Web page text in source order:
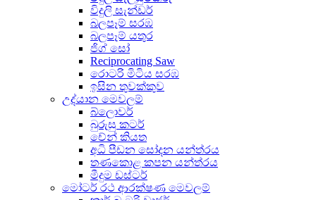
විදුලි සැන්ඩර්
බලපෑම් සරඹ
බලපෑම් යතුර
ජිග් සෝ
Reciprocating Saw
රොටරි මිටිය සරඹ
ඉසින තුවක්කුව
උද්යාන මෙවලම්
බ්ලොවර්
බුරුසු කටර්
චේන් කියත
අධි පීඩන සෝදන යන්ත්රය
තණකොළ කපන යන්ත්රය
මීදුම ඩස්ටර්
මෝටර් රථ ආරක්ෂණ මෙවලම්